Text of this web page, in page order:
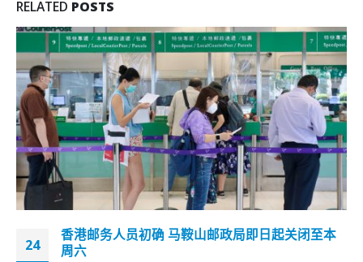
RELATED POSTS
24
香港邮务人员初确 马鞍山邮政局即日起关闭至本
周六